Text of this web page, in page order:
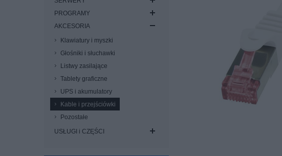
PROGRAMY
AKCESORIA
Klawiatury i myszki
Głośniki i słuchawki
Listwy zasilające
Tablety graficzne
UPS i akumulatory
Kable i przejściówki
Pozostałe
USŁUGI i CZĘŚCI